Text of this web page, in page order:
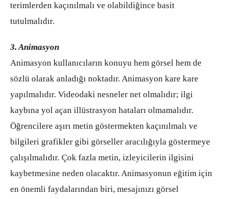
terimlerden kaçınılmalı ve olabildiğince basit
tutulmalıdır.
3. Animasyon
Animasyon kullanıcıların konuyu hem görsel hem de
sözlü olarak anladığı noktadır. Animasyon kare kare
yapılmalıdır. Videodaki nesneler net olmalıdır; ilgi
kaybına yol açan illüstrasyon hataları olmamalıdır.
Öğrencilere aşırı metin göstermekten kaçınılmalı ve
bilgileri grafikler gibi görseller aracılığıyla göstermeye
çalışılmalıdır. Çok fazla metin, izleyicilerin ilgisini
kaybetmesine neden olacaktır. Animasyonun eğitim için
en önemli faydalarından biri, mesajınızı görsel